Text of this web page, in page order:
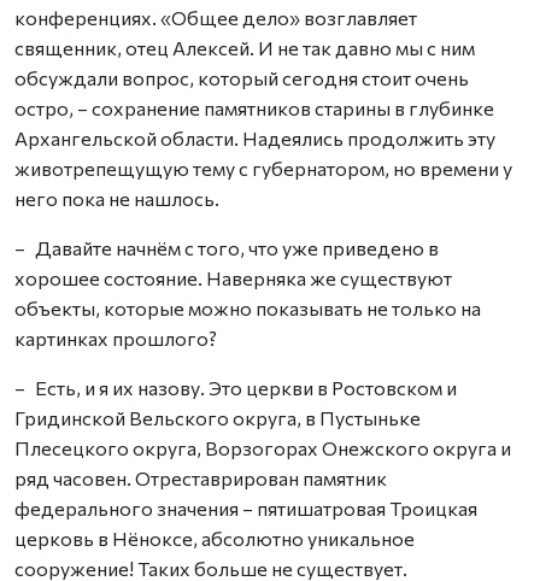
конференциях. «Общее дело» возглавляет
священник, отец Алексей. И не так давно мы с ним
обсуждали вопрос, который сегодня стоит очень
остро, – сохранение памятников старины в глубинке
Архангельской области. Надеялись продолжить эту
животрепещущую тему с губернатором, но времени у
него пока не нашлось.
– Давайте начнём с того, что уже приведено в
хорошее состояние. Наверняка же существуют
объекты, которые можно показывать не только на
картинках прошлого?
– Есть, и я их назову. Это церкви в Ростовском и
Гридинской Вельского округа, в Пустыньке
Плесецкого округа, Ворзогорах Онежского округа и
ряд часовен. Отреставрирован памятник
федерального значения – пятишатровая Троицкая
церковь в Нёноксе, абсолютно уникальное
сооружение! Таких больше не существует.